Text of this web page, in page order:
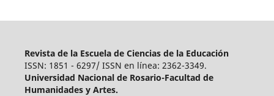
Revista de la Escuela de Ciencias de la Educación
ISSN: 1851 - 6297/ ISSN en línea: 2362-3349.
Universidad Nacional de Rosario-Facultad de
Humanidades y Artes.